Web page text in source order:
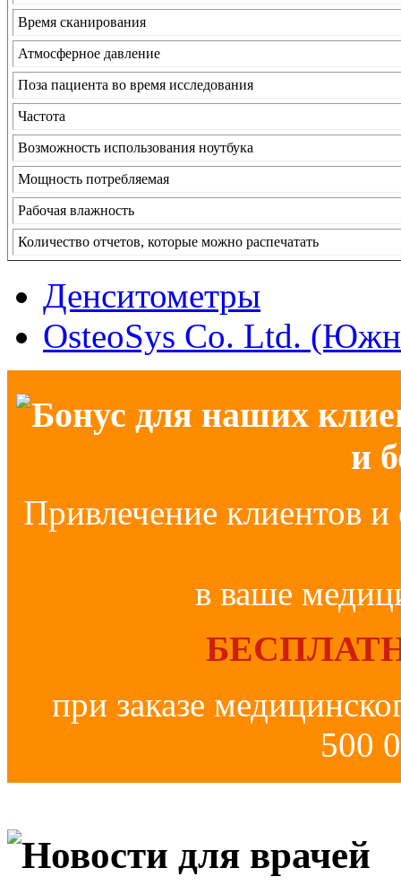
Время сканирования
Атмосферное давление
Поза пациента во время исследования
Частота
Возможность использования ноутбука
Мощность потребляемая
Рабочая влажность
Количество отчетов, которые можно распечатать
Денситометры
OsteoSys Co. Ltd.
Бонус для наших
и
Привлечение клиентов и
в ваше
при заказе
500
Новости для врачей